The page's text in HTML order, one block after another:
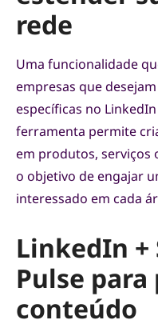
rede
Uma funcionalidade
empresas que
específicas no LinkedIn
ferramenta permite
em produtos, serviços
o objetivo de engajar
interessado em cada
LinkedIn +
Pulse
conteúdo